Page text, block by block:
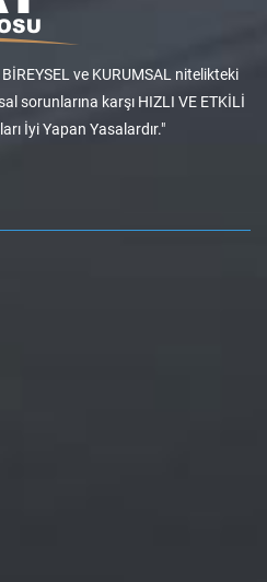
ve KURUMSAL nitelikteki
sorunlarına karşı HIZLI VE ETKİLİ
İyi Yapan Yasalardır."